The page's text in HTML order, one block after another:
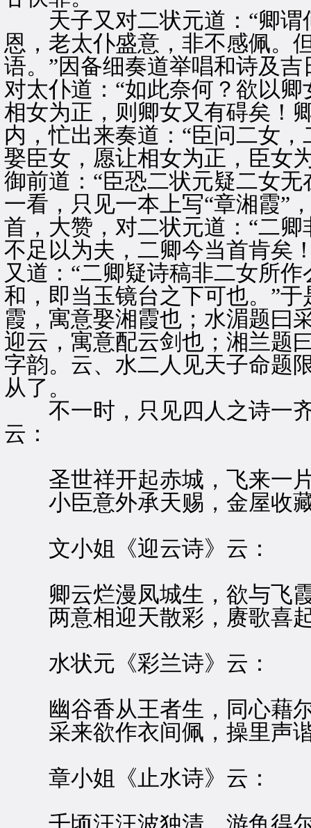
天子又对二状元道：“卿谓
恩，老太仆盛意，非不感佩。
语。”因备细奏道举唱和诗及
对太仆道：“如此奈何？欲以
相女为正，则卿女又有碍矣！
内，忙出来奏道：“臣问二女
娶臣女，愿让相女为正，臣女
御前道：“臣恐二状元疑二女
一看，只见一本上写“章湘霞”
首，大赞，对二状元道：“二
不足以为夫，二卿今当首肯矣
又道：“二卿疑诗稿非二女所
和，即当玉镜台之下可也。”
霞，寓意娶湘霞也；水湄题曰
迎云，寓意配云剑也；湘兰题
字韵。云、水二人见天子命题
从了。
不一时，只见四人之诗一齐
云：
圣世祥开起赤城，飞来一
小臣意外承天赐，金屋收
文小姐《迎云诗》云：
卿云烂漫凤城生，欲与飞
两意相迎天散彩，赓歌喜
水状元《彩兰诗》云：
幽谷香从王者生，同心藉
采来欲作衣间佩，操里声
章小姐《止水诗》云：